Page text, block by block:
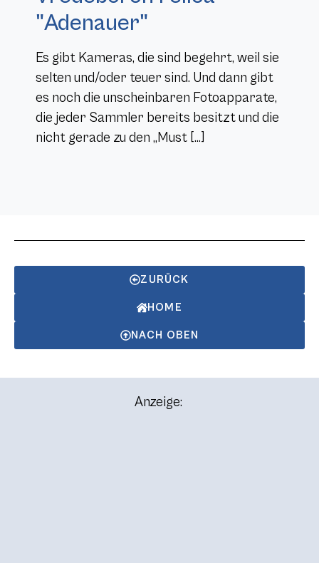
"Adenauer"
Es gibt Kameras, die sind begehrt, weil sie
selten und/oder teuer sind. Und dann gibt
es noch die unscheinbaren Fotoapparate,
die jeder Sammler bereits besitzt und die
nicht gerade zu den „Must […]
ZURÜCK
HOME
NACH OBEN
Anzeige: